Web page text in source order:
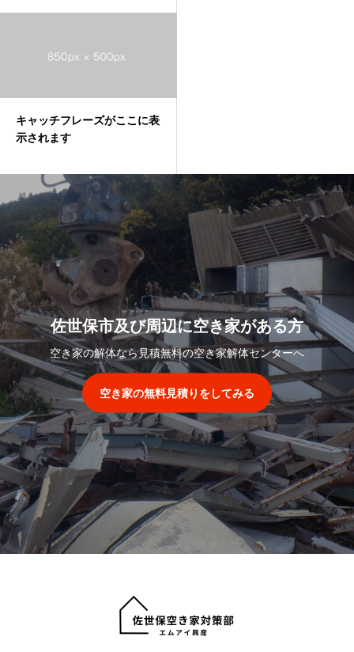
キャッチフレーズがここに表
示されます
佐世保市及び周辺に空き家がある方
空き家の解体なら見積無料の空き家解体センターへ
空き家の無料見積りをしてみる